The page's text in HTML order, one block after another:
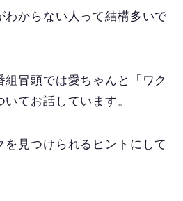
わからない人って結構多いで
冒頭では愛ちゃんと「ワク
てお話しています。
を見つけられるヒントにして